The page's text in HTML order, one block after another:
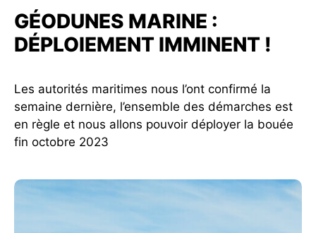
GÉODUNES MARINE :
DÉPLOIEMENT IMMINENT !
Les autorités maritimes nous l’ont confirmé la
semaine dernière, l’ensemble des démarches est
en règle et nous allons pouvoir déployer la bouée
fin octobre 2023